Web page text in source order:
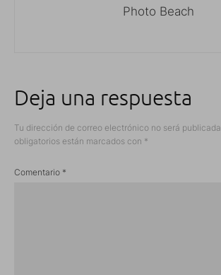
Photo Beach
Deja una respuesta
Tu dirección de correo electrónico no será publicada.
obligatorios están marcados con *
Comentario *